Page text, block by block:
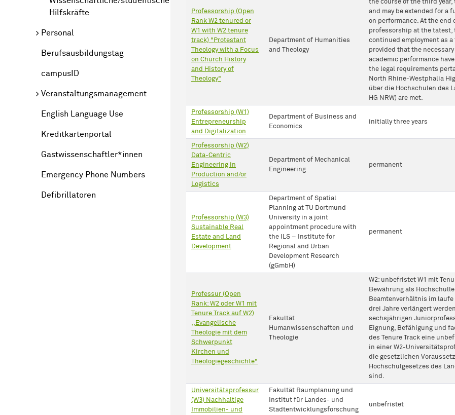
Hilfskräfte
Personal
Berufsausbildungstag
campusID
Veranstaltungsmanagement
English Language Use
Kreditkartenportal
Gastwissenschaftler*innen
Emergency Phone Numbers
Defibrillatoren
Professorship (Open
Rank W2 tenured or
W1 with W2 tenure
track) "Protestant
Theology with a Focus
on Church History
and History of
Theology"
Department of Humanities
and Theology
the course of the third
and may be extended for a
on performance. At the
professorship at the
continued employment as a
provided that the
academic performance
the legal requirements
North Rhine-Westphalia
über die Hochschulen des
HG NRW) are met.
Professorship (W1)
Entrepreneurship
and Digitalization
Department of Business and
Economics
initially three years
Professorship (W2)
Data-Centric
Engineering in
Production and/or
Logistics
Department of Mechanical
Engineering
permanent
Professorship (W3)
Sustainable Real
Estate and Land
Development
Department of Spatial
Planning at TU Dortmund
University in a joint
appointment procedure with
the ILS – Institute for
Regional and Urban
Development Research
(gGmbH)
permanent
Professur (Open
Rank: W2 oder W1 mit
Tenure Track auf W2)
,,Evangelische
Theologie mit dem
Schwerpunkt
Kirchen­ und
Theologiegeschichte"
Fakultät
Humanwissenschaften und
Theologie
W2: unbefristet W1 mit
Bewährung als
Beamtenverhältnis im
drei Jahre verlängert
sechsjährigen
Eignung, Befähigung und
des Tenure Track eine
in einer W2-
die gesetzlichen
Hochschulgesetzes des
sind.
Universitätsprofessur
(W3) Nachhaltige
Immobilien- und
Fakultät Raumplanung und
Institut für Landes- und
Stadtentwicklungsforschung
unbefristet